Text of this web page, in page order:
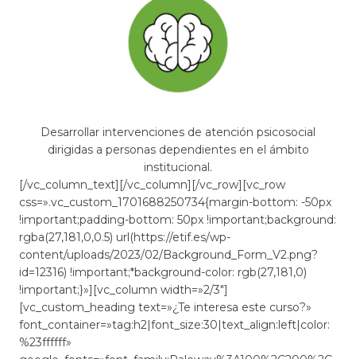
Desarrollar intervenciones de atención psicosocial
dirigidas a personas dependientes en el ámbito
institucional.
[/vc_column_text][/vc_column][/vc_row][vc_row
css=».vc_custom_1701688250734{margin-bottom: -50px
!important;padding-bottom: 50px !important;background:
rgba(27,181,0,0.5) url(https://etif.es/wp-
content/uploads/2023/02/Background_Form_V2.png?
id=12316) !important;*background-color: rgb(27,181,0)
!important;}»][vc_column width=»2/3″]
[vc_custom_heading text=»¿Te interesa este curso?»
font_container=»tag:h2|font_size:30|text_align:left|color:
%23ffffff»